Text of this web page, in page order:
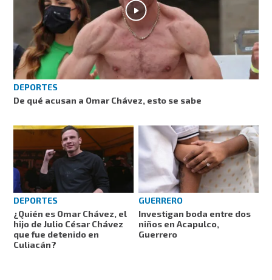
DEPORTES
De qué acusan a Omar Chávez, esto se sabe
DEPORTES
¿Quién es Omar Chávez, el
hijo de Julio César Chávez
que fue detenido en
Culiacán?
GUERRERO
Investigan boda entre dos
niños en Acapulco,
Guerrero